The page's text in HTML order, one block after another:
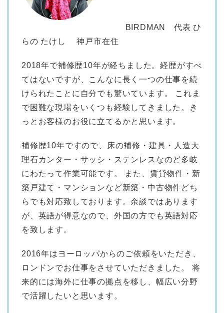
BIRDMAN 代表 ひ
らの たけし 神戸市在住
2018年で補修歴10年が経ちました。経歴がすべ
てはないですが、こんなに長く一つの仕事を続
けられたことに自分でも驚いています。 これま
で困難な現場をいくつも経験してきました。き
っとお客様のお役に立てるかと思います。
補修歴10年ですので、床の補修・建具・人造大
理石カンター・サッシ・ステンレスなのど多岐
にわたって作業可能です。 また、賃貸物件・新
築戸建て・マンションなど新築・中古物件どち
らでも対応致しております。余談ではあります
が、英語が得意なので、外国の方でも英語対応
を致します。
2016年はヨーロッパからのご依頼をいただき、
ロンドンでお仕事をさせていただきました。 将
来的には海外に仕事の拠点を移し、幅広い分野
で活躍したいと思います。